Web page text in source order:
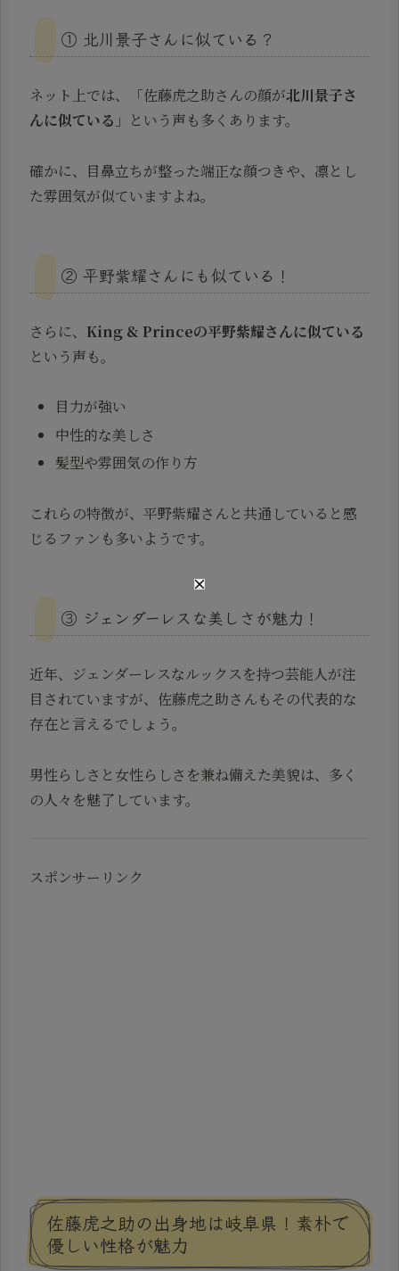
① 北川景子さんに似ている？
ネット上では、「佐藤虎之助さんの顔が北川景子さ
んに似ている 」という声も多くあります。
確かに、目鼻立ちが整った端正な顔つきや、凛とし
た雰囲気が似ていますよね。
② 平野紫耀さんにも似ている！
さらに、 King & Princeの平野紫耀さんに似ている
という声も。
目力が強い
中性的な美しさ
髪型や雰囲気の作り方
これらの特徴が、平野紫耀さんと共通していると感
じるファンも多いようです。
③ ジェンダーレスな美しさが魅力！
近年、ジェンダーレスなルックスを持つ芸能人が注
目されていますが、佐藤虎之助さんもその代表的な
存在と言えるでしょう。
男性らしさと女性らしさを兼ね備えた美貌は、多く
の人々を魅了しています。
スポンサーリンク
佐藤虎之助の出身地は岐阜県！素朴で
優しい性格が魅力